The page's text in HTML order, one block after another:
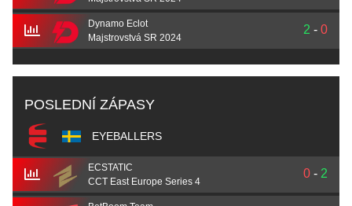
Dynamo Eclot
Majstrovstvá SR 2024
2 - 0
POSLEDNÍ ZÁPASY
EYEBALLERS
ECSTATIC
CCT East Europe Series 4
0 - 2